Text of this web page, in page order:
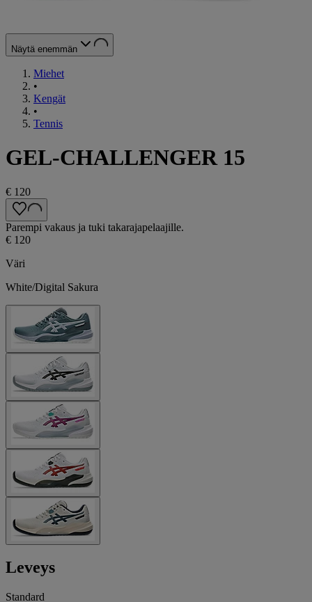
Näytä enemmän
Miehet
•
Kengät
•
Tennis
GEL-CHALLENGER 15
€ 120
Parempi vakaus ja tuki takarajapelaajille.
€ 120
Väri
White/Digital Sakura
Leveys
Standard